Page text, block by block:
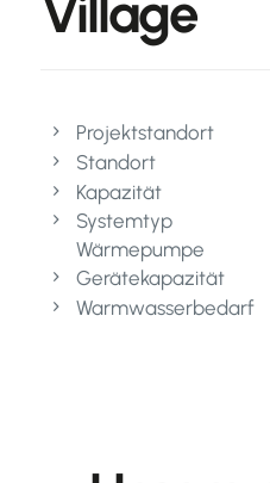
Village
Projektstandort
Standort
Kapazität
Systemtyp
Wärmepumpe
Gerätekapazität
Warmwasserbedarf